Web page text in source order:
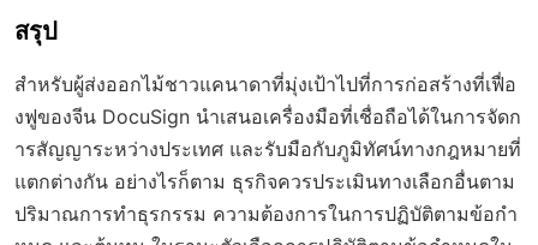
สรุป
สำหรับผู้ส่งออกไม้ชาวแคนาดาที่มุ่งเป้าไปที่การก่อสร้างที่เฟื่อ
งฟูของจีน DocuSign นำเสนอเครื่องมือที่เชื่อถือได้ในการจัดก
ารสัญญาระหว่างประเทศ และรับมือกับภูมิทัศน์ทางกฎหมายที่
แตกต่างกัน อย่างไรก็ตาม ธุรกิจควรประเมินทางเลือกอื่นตาม
ปริมาณการทำธุรกรรม ความต้องการในการปฏิบัติตามข้อกำ